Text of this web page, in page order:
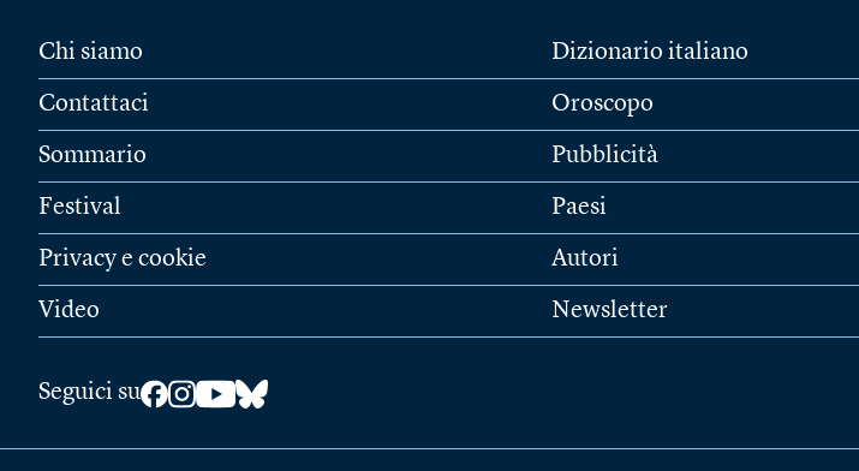
Chi siamo
Contattaci
Sommario
Festival
Privacy e cookie
Video
Dizionario italiano
Oroscopo
Pubblicità
Paesi
Autori
Newsletter
Seguici su